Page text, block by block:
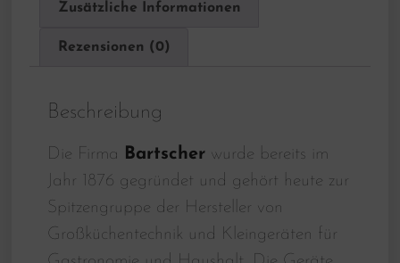
Zusätzliche Informationen
Rezensionen (0)
Beschreibung
Die Firma Bartscher wurde bereits im
Jahr 1876 gegründet und gehört heute zur
Spitzengruppe der Hersteller von
Großküchentechnik und Kleingeräten für